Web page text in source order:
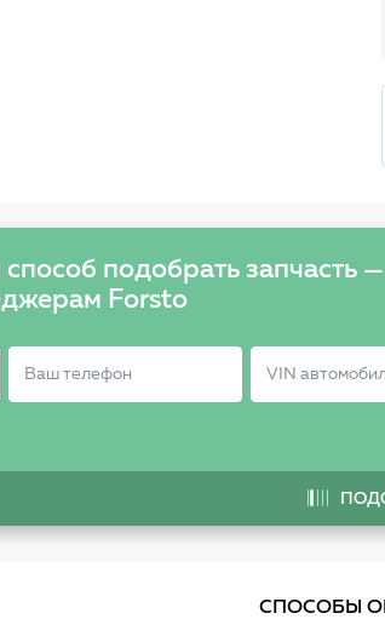
подобрать запчасть —
Forsto
СПОСОБЫ